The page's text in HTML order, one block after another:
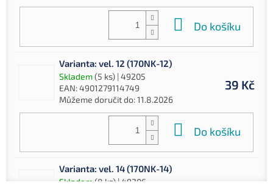
Do košíku
Varianta: vel. 12 (170NK-12)
Skladem(5 ks) | 49205
EAN:4901279114749
Můžeme doručit do:11.8.2026
39 Kč
Do košíku
Varianta: vel. 14 (170NK-14)
Skladem (8 ks) | 49206